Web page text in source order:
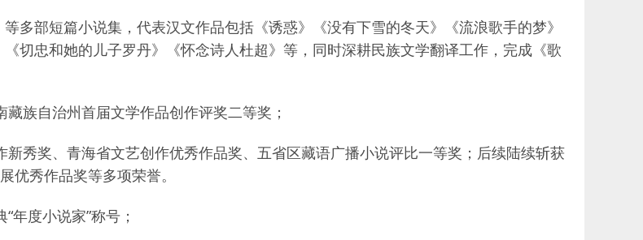
多部短篇小说集，代表汉文作品包括《诱惑》《没有下雪的冬天》《流浪歌手的梦》
切忠和她的儿子罗丹》《怀念诗人杜超》等，同时深耕民族文学翻译工作，完成《歌
族自治州首届文学作品创作评奖二等奖；
秀奖、青海省文艺创作优秀作品奖、五省区藏语广播小说评比一等奖；后续陆续斩获
优秀作品奖等多项荣誉。
年度小说家”称号；